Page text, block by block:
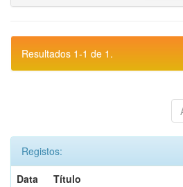
Resultados 1-1 de 1.
Registos:
Data
Título